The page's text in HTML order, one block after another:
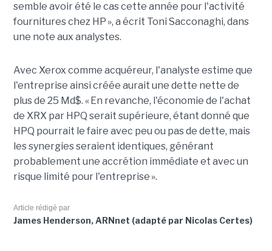
semble avoir été le cas cette année pour l'activité
fournitures chez HP », a écrit Toni Sacconaghi, dans
une note aux analystes.
Avec Xerox comme acquéreur, l'analyste estime que
l'entreprise ainsi créée aurait une dette nette de
plus de 25 Md$. « En revanche, l'économie de l'achat
de XRX par HPQ serait supérieure, étant donné que
HPQ pourrait le faire avec peu ou pas de dette, mais
les synergies seraient identiques, générant
probablement une accrétion immédiate et avec un
risque limité pour l'entreprise ».
Article rédigé par
James Henderson, ARNnet (adapté par Nicolas Certes)